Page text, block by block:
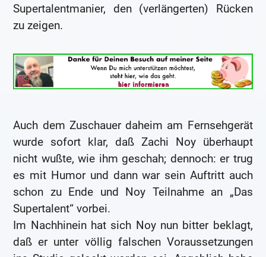
Supertalentmanier, den (verlängerten) Rücken
zu zeigen.
Auch dem Zuschauer daheim am Fernsehgerät
wurde sofort klar, daß Zachi Noy überhaupt
nicht wußte, wie ihm geschah; dennoch: er trug
es mit Humor und dann war sein Auftritt auch
schon zu Ende und Noy Teilnahme an „Das
Supertalent“ vorbei.
Im Nachhinein hat sich Noy nun bitter beklagt,
daß er unter völlig falschen Voraussetzungen